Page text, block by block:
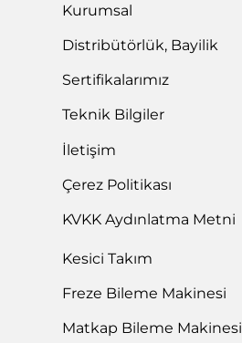
Kurumsal
Distribütörlük, Bayilik
Sertifikalarımız
Teknik Bilgiler
İletişim
Çerez Politikası
KVKK Aydınlatma Metni
Kesici Takım
Freze Bileme Makinesi
Matkap Bileme Makinesi